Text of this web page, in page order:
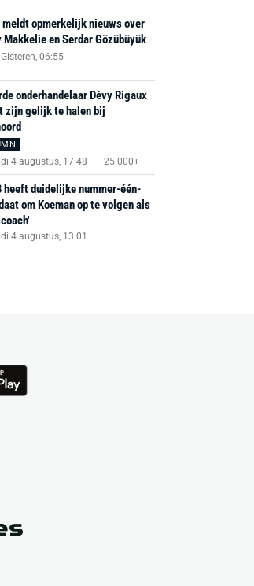
meldt opmerkelijk nieuws over
Makkelie en Serdar Gözübüyük
Gisteren, 06:55
onderhandelaar Dévy Rigaux
zijn gelijk te halen bij
di 4 augustus, 17:48 25.000+
heeft duidelijke nummer-één-
om Koeman op te volgen als
di 4 augustus, 13:01